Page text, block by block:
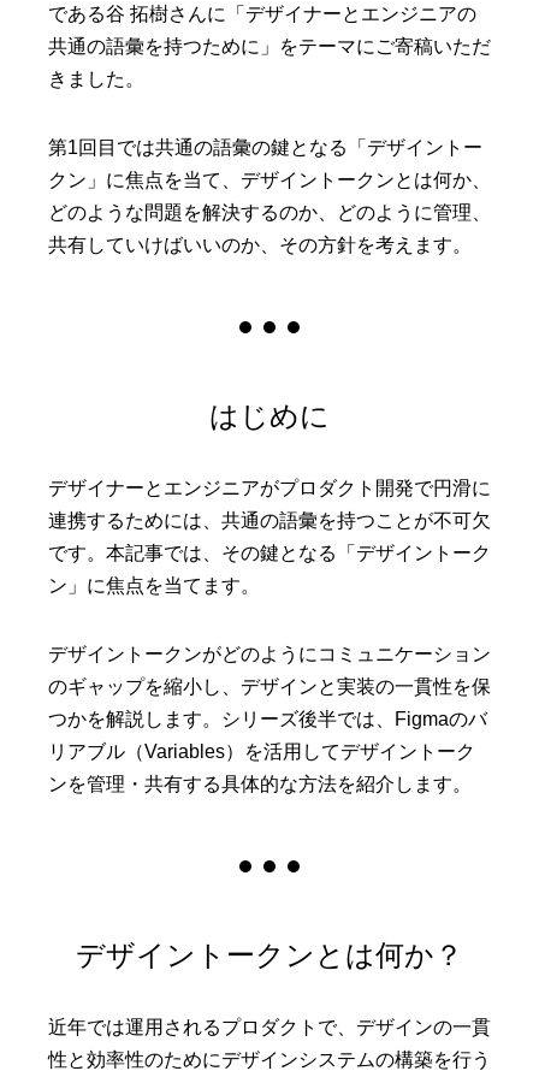
である谷 拓樹さんに「デザイナーとエンジニアの
共通の語彙を持つために」をテーマにご寄稿いただ
きました。
第1回目では共通の語彙の鍵となる「デザイントー
クン」に焦点を当て、デザイントークンとは何か、
どのような問題を解決するのか、どのように管理、
共有していけばいいのか、その方針を考えます。
はじめに
デザイナーとエンジニアがプロダクト開発で円滑に
連携するためには、共通の語彙を持つことが不可欠
です。本記事では、その鍵となる「デザイントーク
ン」に焦点を当てます。
デザイントークンがどのようにコミュニケーション
のギャップを縮小し、デザインと実装の一貫性を保
つかを解説します。シリーズ後半では、Figmaのバ
リアブル（Variables）を活用してデザイントーク
ンを管理・共有する具体的な方法を紹介します。
デザイントークンとは何か？
近年では運用されるプロダクトで、デザインの一貫
性と効率性のためにデザインシステムの構築を行う